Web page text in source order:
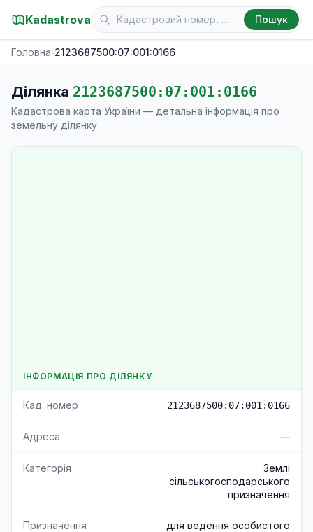
Kadastrova Пошук
Головна›2123687500:07:001:0166
Ділянка 2123687500:07:001:0166
Кадастрова карта України — детальна інформація про
земельну ділянку
ІНФОРМАЦІЯ ПРО ДІЛЯНКУ
Кад. номер 2123687500:07:001:0166
Адреса —
Категорія
Землі
сільськогосподарського
призначення
Призначення
для ведення особистого